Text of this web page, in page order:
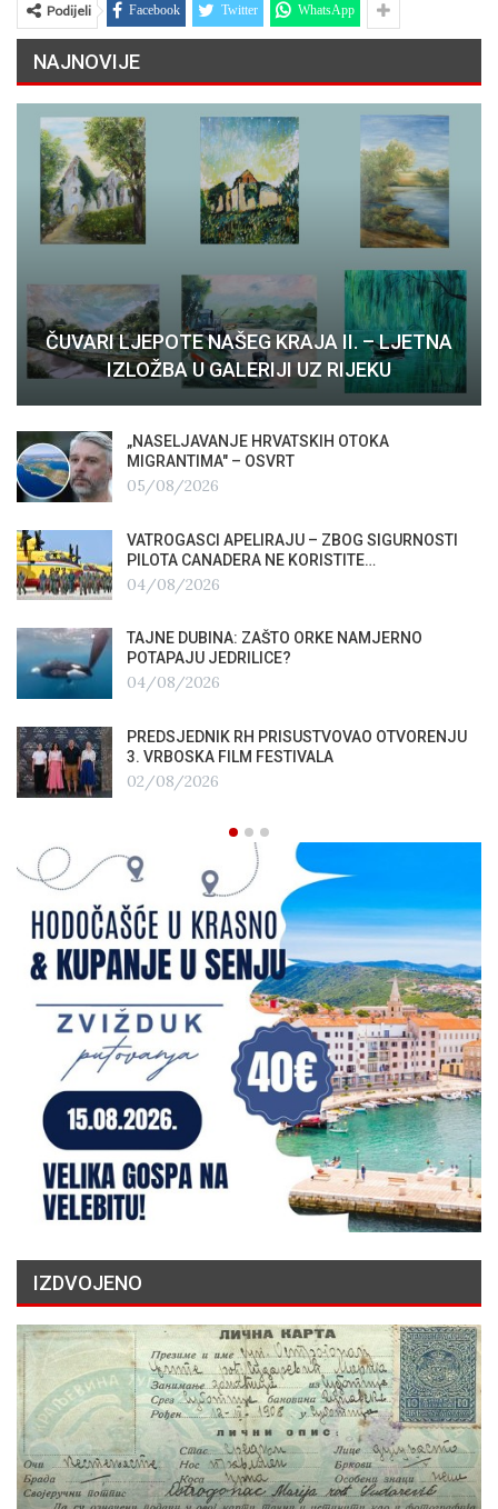
Podijeli Facebook Twitter WhatsApp
NAJNOVIJE
ČUVARI LJEPOTE NAŠEG KRAJA II. – LJETNA
IZLOŽBA U GALERIJI UZ RIJEKU
„NASELJAVANJE HRVATSKIH OTOKA
MIGRANTIMA″ – OSVRT
05/08/2026
VATROGASCI APELIRAJU – ZBOG SIGURNOSTI
PILOTA CANADERA NE KORISTITE…
04/08/2026
TAJNE DUBINA: ZAŠTO ORKE NAMJERNO
POTAPAJU JEDRILICE?
04/08/2026
PREDSJEDNIK RH PRISUSTVOVAO OTVORENJU
3. VRBOSKA FILM FESTIVALA
02/08/2026
IZDVOJENO